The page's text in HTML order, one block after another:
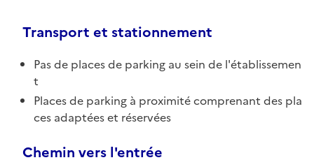
Transport et stationnement
Pas de places de parking au sein de l'établissemen
t
Places de parking à proximité comprenant des pla
ces adaptées et réservées
Chemin vers l'entrée